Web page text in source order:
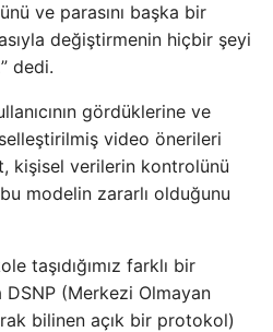
ve parasını başka bir
değiştirmenin hiçbir şeyi
dedi.
gördüklerine ve
video önerileri
kişisel verilerin kontrolünü
bu modelin zararlı olduğunu
taşıdığımız farklı bir
DSNP (Merkezi Olmayan
bilinen açık bir protokol)